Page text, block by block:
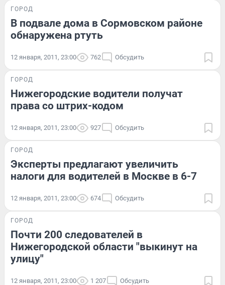
ГОРОД
В подвале дома в Сормовском районе
обнаружена ртуть
12 января, 2011, 23:00 762 Обсудить
ГОРОД
Нижегородские водители получат
права со штрих-кодом
12 января, 2011, 23:00 927 Обсудить
ГОРОД
Эксперты предлагают увеличить
налоги для водителей в Москве в 6-7
12 января, 2011, 23:00 674 Обсудить
ГОРОД
Почти 200 следователей в
Нижегородской области "выкинут на
улицу"
12 января, 2011, 23:00 1 207 Обсудить